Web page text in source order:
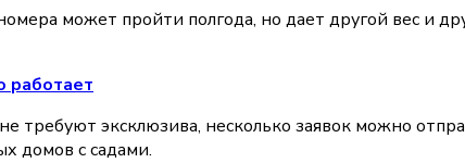
может пройти полгода, но дает другой вес и
работает
требуют эксклюзива, несколько заявок можно
домов с садами.